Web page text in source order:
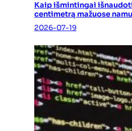
Kaip išmintingai
centimetrą mažuose
2026-07-19